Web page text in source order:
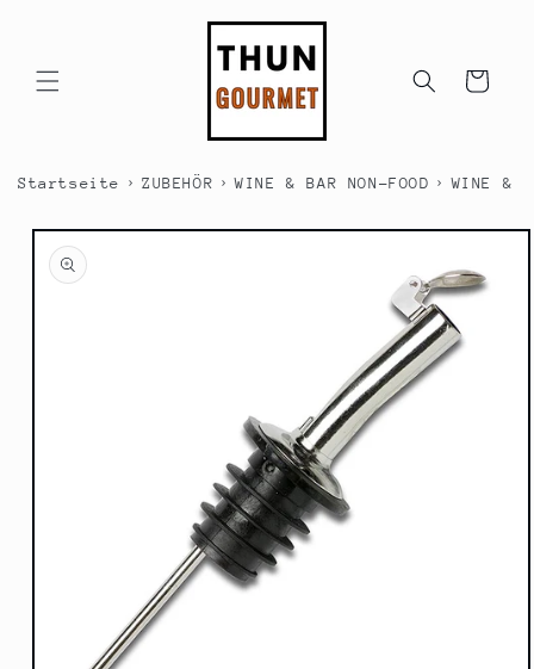
Warenkorb
Startseite › ZUBEHÖR › WINE & BAR NON-FOOD › WINE &